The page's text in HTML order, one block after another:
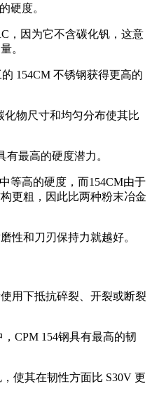
硬度。
，因为它不含碳化钒，这意
。
154CM 不锈钢获得更高的
化物尺寸和均匀分布使其比
有最高的硬度潜力。
等高的硬度，而154CM由于
更粗，因此比两种粉末冶金
性和刀刃保持力就越好。
用下抵抗碎裂、开裂或断裂
CPM 154钢具有最高的韧
使其在韧性方面比 S30V 更